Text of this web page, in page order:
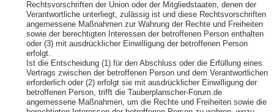
Rechtsvorschriften der Union oder der Mitgliedstaaten, denen der
Verantwortliche unterliegt, zulässig ist und diese Rechtsvorschriften
angemessene Maßnahmen zur Wahrung der Rechte und Freiheiten
sowie der berechtigten Interessen der betroffenen Person enthalten
oder (3) mit ausdrücklicher Einwilligung der betroffenen Person
erfolgt.
Ist die Entscheidung (1) für den Abschluss oder die Erfüllung eines
Vertrags zwischen der betroffenen Person und dem Verantwortlichen
erforderlich oder (2) erfolgt sie mit ausdrücklicher Einwilligung der
betroffenen Person, trifft die Tauberplanscher-Forum.de
angemessene Maßnahmen, um die Rechte und Freiheiten sowie die